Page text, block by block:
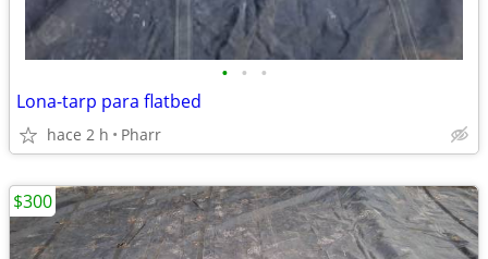
• • •
Lona-tarp para flatbed
hace 2 h Pharr
$300